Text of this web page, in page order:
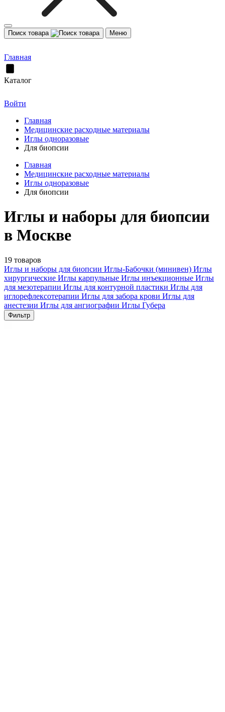
Поиск товара Меню
Главная
Каталог
Войти
Главная
Медицинские расходные материалы
Иглы одноразовые
Для биопсии
Главная
Медицинские расходные материалы
Иглы одноразовые
Для биопсии
Иглы и наборы для биопсии
в Москве
19 товаров
Иглы и наборы для биопсии Иглы-Бабочки (минивен) Иглы
хирургические Иглы карпульные Иглы инъекционные Иглы
для мезотерапии Иглы для контурной пластики Иглы для
иглорефлексотерапии Иглы для забора крови Иглы для
анестезии Иглы для ангиографии Иглы Губера
Фильтр